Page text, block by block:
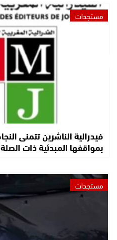
مستجدات
فيدرالية الناشرين تتمنى
بمواقفها المبدئية ذات الصلة
مستجدات